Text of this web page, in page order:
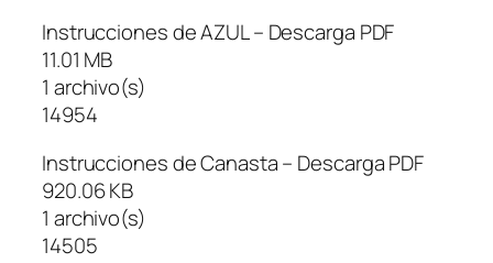
Instrucciones de AZUL – Descarga PDF
11.01 MB
1 archivo(s)
14954
Instrucciones de Canasta – Descarga PDF
920.06 KB
1 archivo(s)
14505